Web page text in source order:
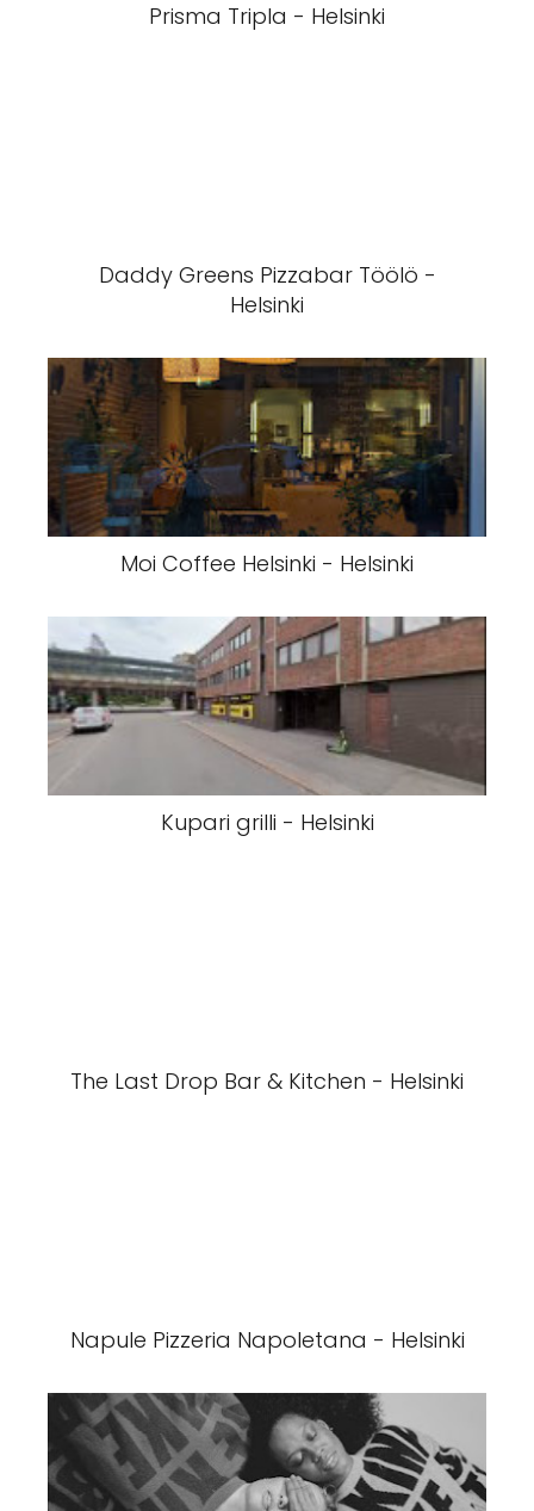
Prisma Tripla - Helsinki
Daddy Greens Pizzabar Töölö -
Helsinki
Moi Coffee Helsinki - Helsinki
Kupari grilli - Helsinki
The Last Drop Bar & Kitchen - Helsinki
Napule Pizzeria Napoletana - Helsinki